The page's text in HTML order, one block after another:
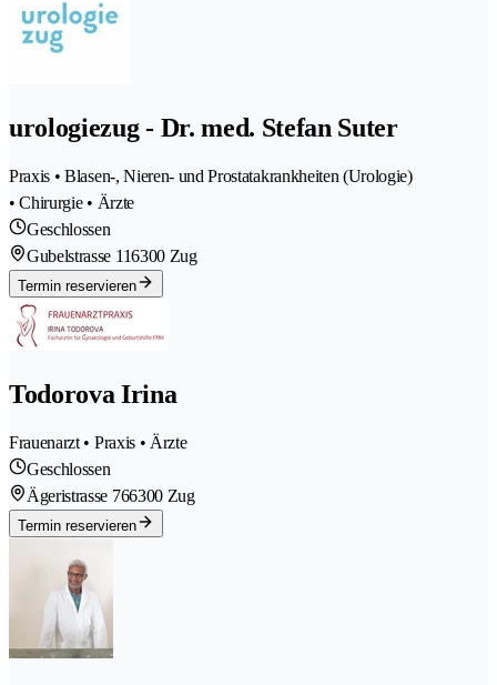
urologiezug - Dr. med. Stefan Suter
Praxis • Blasen-, Nieren- und Prostatakrankheiten (Urologie)
• Chirurgie • Ärzte
Geschlossen
Gubelstrasse 116300 Zug
Termin reservieren
Todorova Irina
Frauenarzt • Praxis • Ärzte
Geschlossen
Ägeristrasse 766300 Zug
Termin reservieren